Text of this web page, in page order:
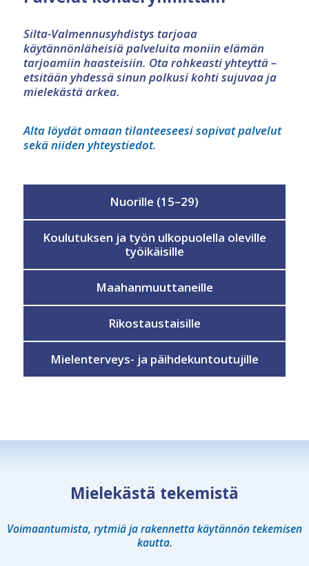
Silta-Valmennusyhdistys tarjoaa
käytännönläheisiä palveluita moniin elämän
tarjoamiin haasteisiin. Ota rohkeasti yhteyttä –
etsitään yhdessä sinun polkusi kohti sujuvaa ja
mielekästä arkea.
Alta löydät omaan tilanteeseesi sopivat palvelut
sekä niiden yhteystiedot.
Nuorille (15–29)
Koulutuksen ja työn ulkopuolella oleville
työikäisille
Maahanmuuttaneille
Rikostaustaisille
Mielenterveys- ja päihdekuntoutujille
Mielekästä tekemistä
Voimaantumista, rytmiä ja rakennetta käytännön tekemisen
kautta.